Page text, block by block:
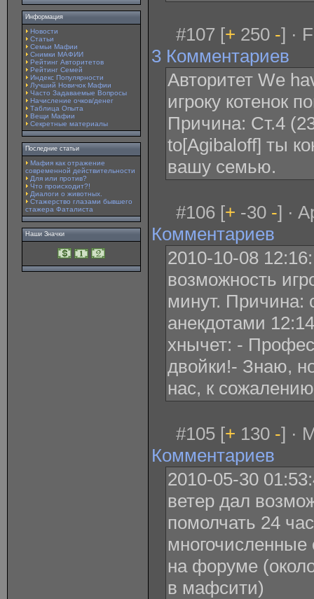
Информация
Новости
Статьи
Семьи Мафии
Снимки МАФИИ
Рейтинг Авторитетов
Рейтинг Семей
Индекс Популярности
Лучший Новичок Мафии
Часто Задаваемые Вопросы
Начисление очков/денег
Таблица Опыта
Вещи Мафии
Секретные материалы
Последние статьи
Мафия как отражение
современной действительности
Для или против?
Что происходит?!
Диалоги о животных.
Стажерство глазами бывшего
стажера Фаталиста
Наши Значки
#107 [+ 250 -] ·
3 Комментариев
Авторитет We
игроку котенок
Причина: Ст.4
to[Agibaloff] ты
вашу семью.
#106 [+ -30 -] ·
Комментариев
2010-10-08
возможность
минут.
анекдотами
хнычет: -
двойки!- Знаю,
нас, к
#105 [+ 130 -] ·
Комментариев
2010-05-30
ветер дал
помолчать 24
многочисленные
на форуме
в мафсити)